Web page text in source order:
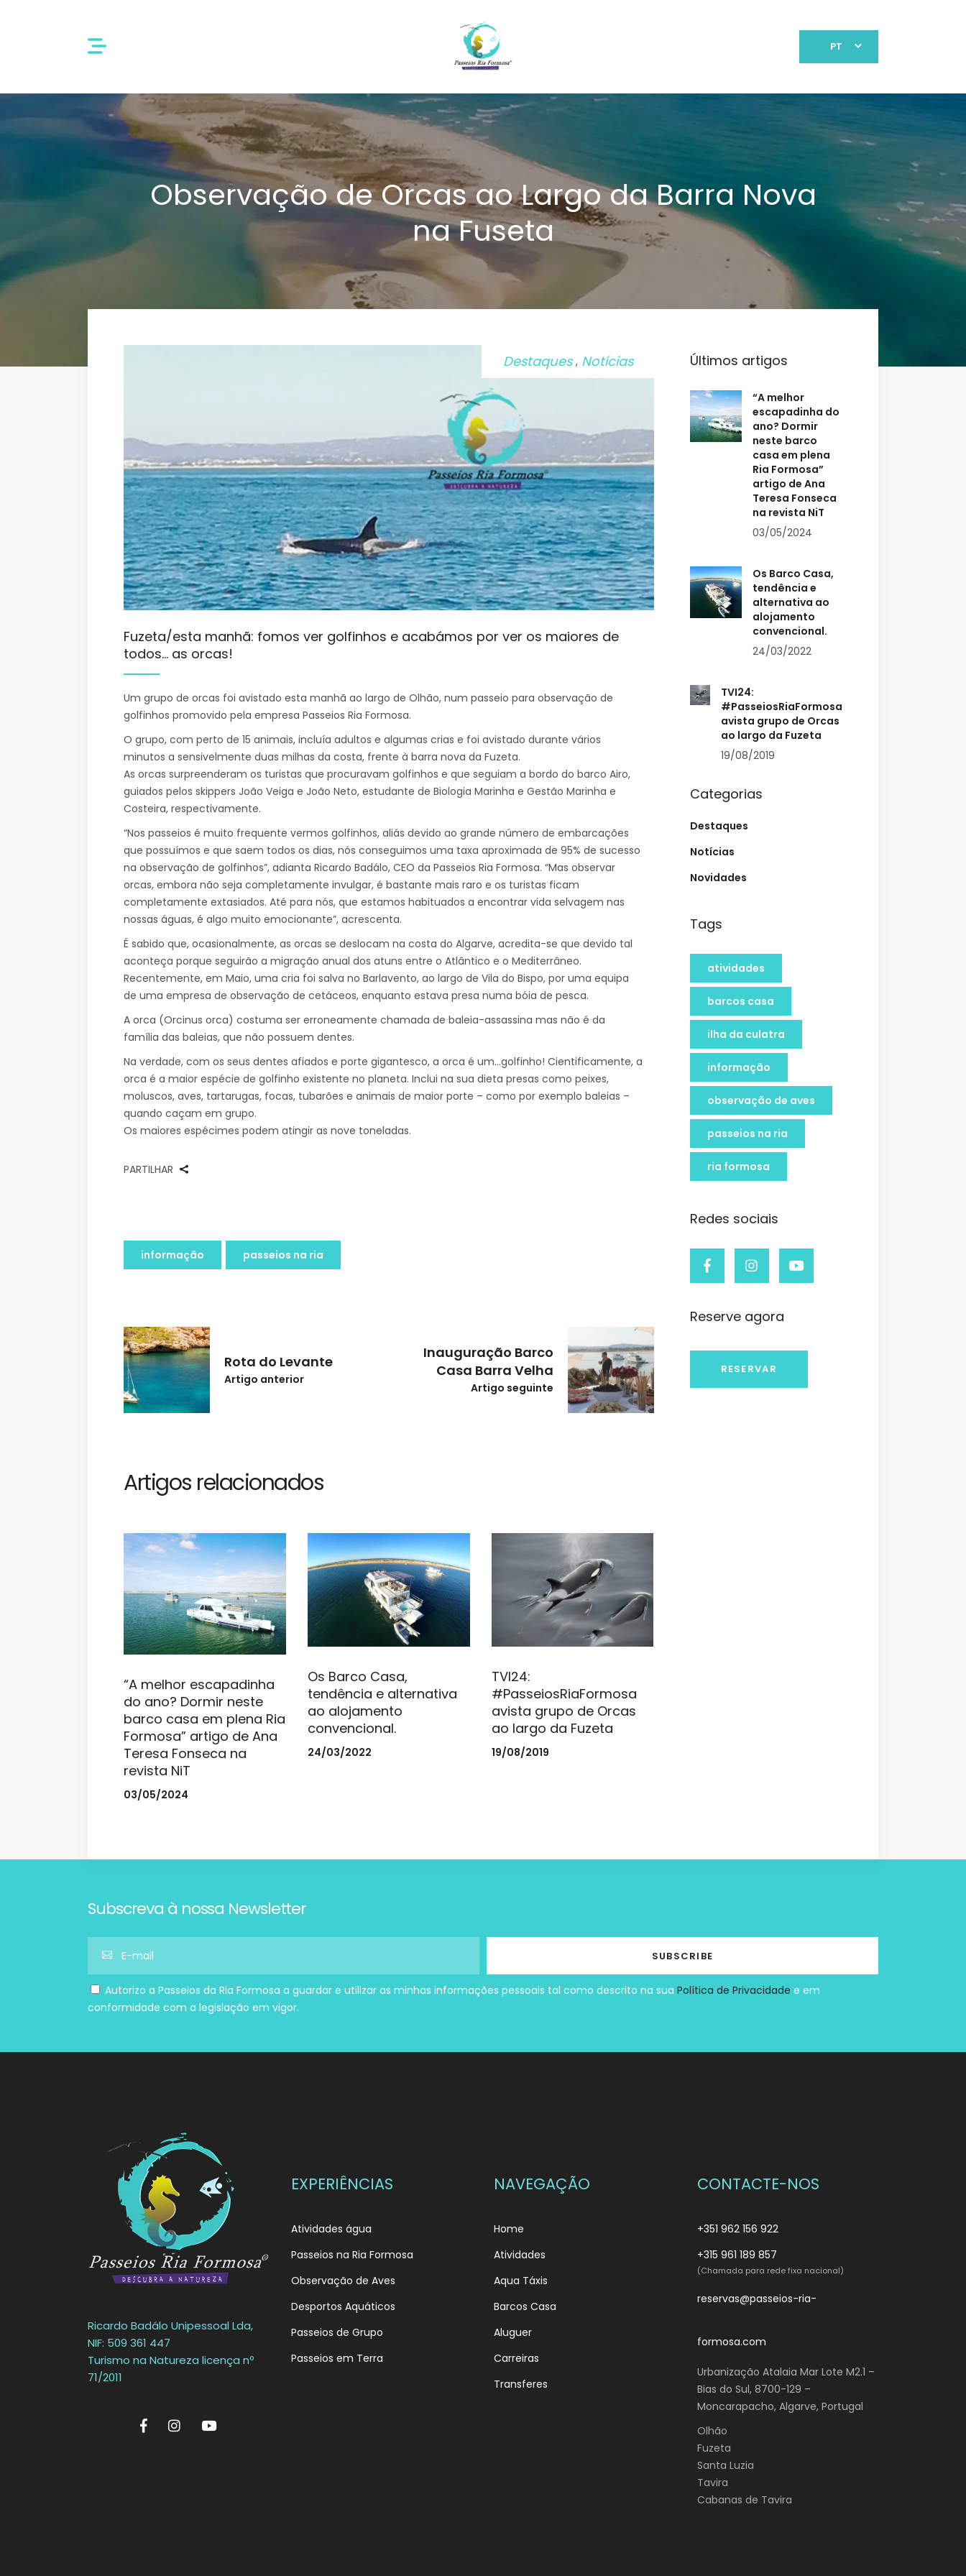
PT
Observação de Orcas ao Largo da Barra Nova
na Fuseta
Destaques , Notícias
Fuzeta/esta manhã: fomos ver golfinhos e acabámos por ver os maiores de
todos… as orcas!
Um grupo de orcas foi avistado esta manhã ao largo de Olhão, num passeio para observação de
golfinhos promovido pela empresa Passeios Ria Formosa.
O grupo, com perto de 15 animais, incluía adultos e algumas crias e foi avistado durante vários
minutos a sensivelmente duas milhas da costa, frente à barra nova da Fuzeta.
As orcas surpreenderam os turistas que procuravam golfinhos e que seguiam a bordo do barco Airo,
guiados pelos skippers João Veiga e João Neto, estudante de Biologia Marinha e Gestão Marinha e
Costeira, respectivamente.
“Nos passeios é muito frequente vermos golfinhos, aliás devido ao grande número de embarcações
que possuímos e que saem todos os dias, nós conseguimos uma taxa aproximada de 95% de sucesso
na observação de golfinhos”, adianta Ricardo Badálo, CEO da Passeios Ria Formosa. “Mas observar
orcas, embora não seja completamente invulgar, é bastante mais raro e os turistas ficam
completamente extasiados. Até para nós, que estamos habituados a encontrar vida selvagem nas
nossas águas, é algo muito emocionante”, acrescenta.
É sabido que, ocasionalmente, as orcas se deslocam na costa do Algarve, acredita-se que devido tal
aconteça porque seguirão a migração anual dos atuns entre o Atlântico e o Mediterrâneo.
Recentemente, em Maio, uma cria foi salva no Barlavento, ao largo de Vila do Bispo, por uma equipa
de uma empresa de observação de cetáceos, enquanto estava presa numa bóia de pesca.
A orca (Orcinus orca) costuma ser erroneamente chamada de baleia-assassina mas não é da
família das baleias, que não possuem dentes.
Na verdade, com os seus dentes afiados e porte gigantesco, a orca é um…golfinho! Cientificamente, a
orca é a maior espécie de golfinho existente no planeta. Inclui na sua dieta presas como peixes,
moluscos, aves, tartarugas, focas, tubarões e animais de maior porte – como por exemplo baleias –
quando caçam em grupo.
Os maiores espécimes podem atingir as nove toneladas.
PARTILHAR
informação passeios na ria
Rota do Levante
Artigo anterior
Inauguração Barco
Casa Barra Velha
Artigo seguinte
Artigos relacionados
“A melhor escapadinha
do ano? Dormir neste
barco casa em plena Ria
Formosa” artigo de Ana
Teresa Fonseca na
revista NiT
03/05/2024
Os Barco Casa,
tendência e alternativa
ao alojamento
convencional.
24/03/2022
TVI24:
#PasseiosRiaFormosa
avista grupo de Orcas
ao largo da Fuzeta
19/08/2019
Últimos artigos
“A melhor
escapadinha do
ano? Dormir
neste barco
casa em plena
Ria Formosa”
artigo de Ana
Teresa Fonseca
na revista NiT
03/05/2024
Os Barco Casa,
tendência e
alternativa ao
alojamento
convencional.
24/03/2022
TVI24:
#PasseiosRiaFormosa
avista grupo de Orcas
ao largo da Fuzeta
19/08/2019
Categorias
Destaques
Notícias
Novidades
Tags
atividades
barcos casa
ilha da culatra
informação
observação de aves
passeios na ria
ria formosa
Redes sociais
Reserve agora
RESERVAR
Subscreva à nossa Newsletter
Autorizo a Passeios da Ria Formosa a guardar e utilizar as minhas informações pessoais tal como descrito na sua Política de Privacidade e em
conformidade com a legislação em vigor.
Ricardo Badálo Unipessoal Lda,
NIF: 509 361 447
Turismo na Natureza licença nº
71/2011
EXPERIÊNCIAS
Atividades água
Passeios na Ria Formosa
Observação de Aves
Desportos Aquáticos
Passeios de Grupo
Passeios em Terra
NAVEGAÇÃO
Home
Atividades
Aqua Táxis
Barcos Casa
Aluguer
Carreiras
Transferes
CONTACTE-NOS
+351 962 156 922
+315 961 189 857
(Chamada para rede fixa nacional)
reservas@passeios-ria-
formosa.com
Urbanização Atalaia Mar Lote M2.1 –
Bias do Sul, 8700-129 –
Moncarapacho, Algarve, Portugal
Olhão
Fuzeta
Santa Luzia
Tavira
Cabanas de Tavira